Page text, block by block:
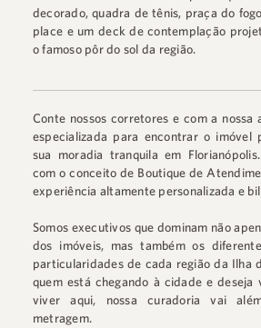
decorado, quadra de tênis, praça do
place e um deck de contemplação
o famoso pôr do sol da região.
Conte nossos corretores e com a nossa
especializada para encontrar o imóvel
sua moradia tranquila em
com o conceito de Boutique de
experiência altamente personalizada e
Somos executivos que dominam não
dos imóveis, mas também os
particularidades de cada região da Ilha
quem está chegando à cidade e deseja
viver aqui, nossa curadoria vai
metragem.